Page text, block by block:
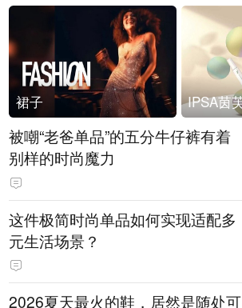
裙子
被嘲“老爸单品”的五分牛仔裤有着
别样的时尚魔力
这件极简时尚单品如何实现适配多
元生活场景？
2026夏天最火的鞋，居然是随处可